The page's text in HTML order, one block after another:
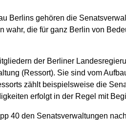
Berlins gehören die
wahr, die für ganz Berlin von
der Berliner
(Ressort). Sie sind vom
zählt beispielsweise die
erfolgt in der Regel mit
40 den Senatsverwaltungen